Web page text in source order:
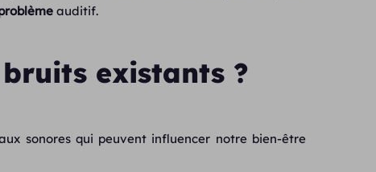
auditif.
existants ?
sonores qui peuvent influencer notre bien-être